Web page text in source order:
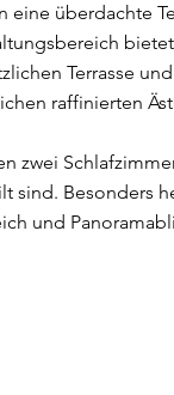
eine überdachte
Terrasse
raffinierten
zwei
sind. Besonders
und